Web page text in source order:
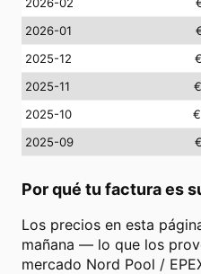
2026-01
2025-12
2025-11
2025-10
2025-09
Por qué tu factura es
Los precios en esta
mañana — lo que los
mercado Nord Pool /